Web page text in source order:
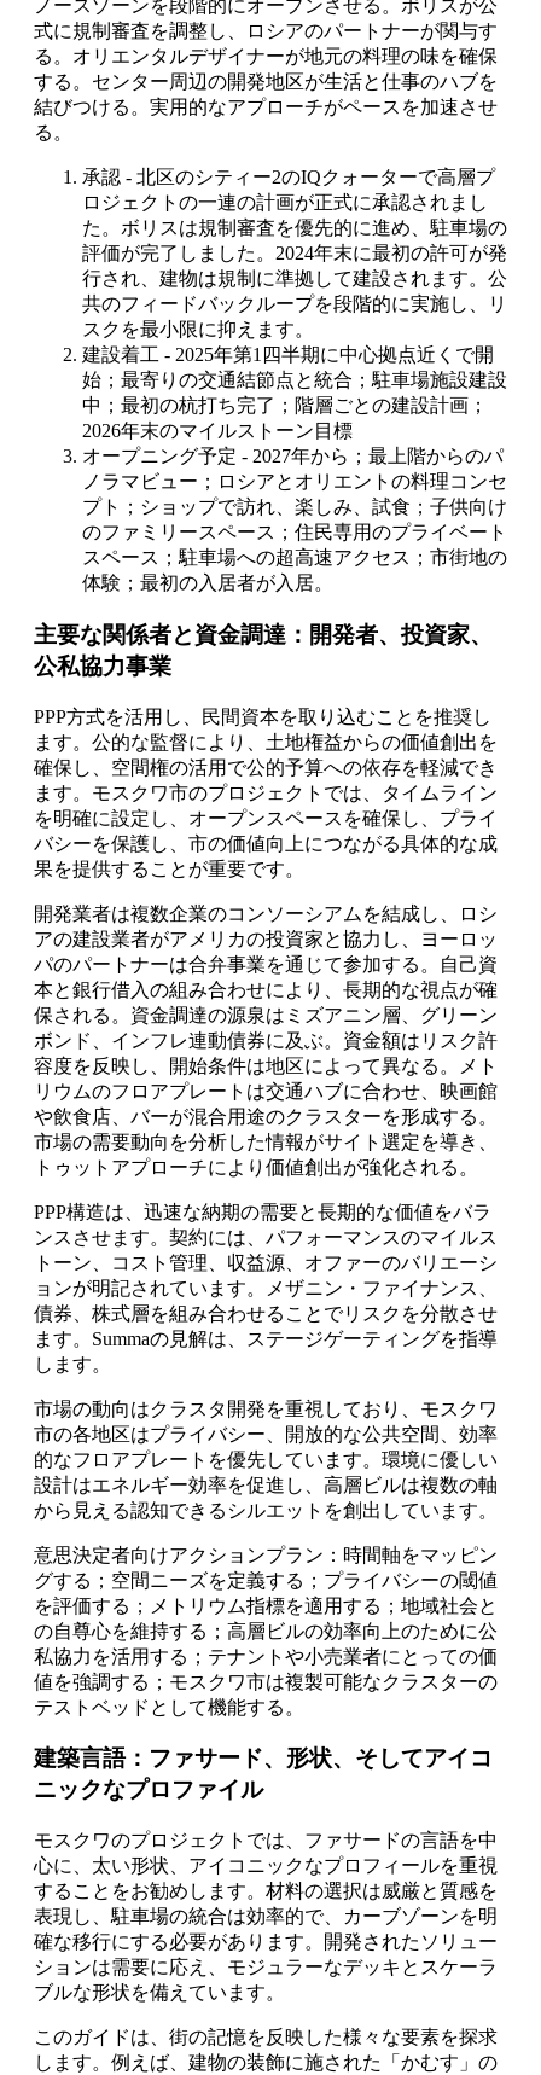
ノースゾーンを段階的にオープンさせる。ボリスが公
式に規制審査を調整し、ロシアのパートナーが関与す
る。オリエンタルデザイナーが地元の料理の味を確保
する。センター周辺の開発地区が生活と仕事のハブを
結びつける。実用的なアプローチがペースを加速させ
る。
承認 - 北区のシティー2のIQクォーターで高層プ
ロジェクトの一連の計画が正式に承認されまし
た。ボリスは規制審査を優先的に進め、駐車場の
評価が完了しました。2024年末に最初の許可が発
行され、建物は規制に準拠して建設されます。公
共のフィードバックループを段階的に実施し、リ
スクを最小限に抑えます。
建設着工 - 2025年第1四半期に中心拠点近くで開
始；最寄りの交通結節点と統合；駐車場施設建設
中；最初の杭打ち完了；階層ごとの建設計画；
2026年末のマイルストーン目標
オープニング予定 - 2027年から；最上階からのパ
ノラマビュー；ロシアとオリエントの料理コンセ
プト；ショップで訪れ、楽しみ、試食；子供向け
のファミリースペース；住民専用のプライベート
スペース；駐車場への超高速アクセス；市街地の
体験；最初の入居者が入居。
主要な関係者と資金調達：開発者、投資家、
公私協力事業
PPP方式を活用し、民間資本を取り込むことを推奨し
ます。公的な監督により、土地権益からの価値創出を
確保し、空間権の活用で公的予算への依存を軽減でき
ます。モスクワ市のプロジェクトでは、タイムライン
を明確に設定し、オープンスペースを確保し、プライ
バシーを保護し、市の価値向上につながる具体的な成
果を提供することが重要です。
開発業者は複数企業のコンソーシアムを結成し、ロシ
アの建設業者がアメリカの投資家と協力し、ヨーロッ
パのパートナーは合弁事業を通じて参加する。自己資
本と銀行借入の組み合わせにより、長期的な視点が確
保される。資金調達の源泉はミズアニン層、グリーン
ボンド、インフレ連動債券に及ぶ。資金額はリスク許
容度を反映し、開始条件は地区によって異なる。メト
リウムのフロアプレートは交通ハブに合わせ、映画館
や飲食店、バーが混合用途のクラスターを形成する。
市場の需要動向を分析した情報がサイト選定を導き、
トゥットアプローチにより価値創出が強化される。
PPP構造は、迅速な納期の需要と長期的な価値をバラ
ンスさせます。契約には、パフォーマンスのマイルス
トーン、コスト管理、収益源、オファーのバリエーシ
ョンが明記されています。メザニン・ファイナンス、
債券、株式層を組み合わせることでリスクを分散させ
ます。Summaの見解は、ステージゲーティングを指導
します。
市場の動向はクラスタ開発を重視しており、モスクワ
市の各地区はプライバシー、開放的な公共空間、効率
的なフロアプレートを優先しています。環境に優しい
設計はエネルギー効率を促進し、高層ビルは複数の軸
から見える認知できるシルエットを創出しています。
意思決定者向けアクションプラン：時間軸をマッピン
グする；空間ニーズを定義する；プライバシーの閾値
を評価する；メトリウム指標を適用する；地域社会と
の自尊心を維持する；高層ビルの効率向上のために公
私協力を活用する；テナントや小売業者にとっての価
値を強調する；モスクワ市は複製可能なクラスターの
テストベッドとして機能する。
建築言語：ファサード、形状、そしてアイコ
ニックなプロファイル
モスクワのプロジェクトでは、ファサードの言語を中
心に、太い形状、アイコニックなプロフィールを重視
することをお勧めします。材料の選択は威厳と質感を
表現し、駐車場の統合は効率的で、カーブゾーンを明
確な移行にする必要があります。開発されたソリュー
ションは需要に応え、モジュラーなデッキとスケーラ
ブルな形状を備えています。
このガイドは、街の記憶を反映した様々な要素を探求
します。例えば、建物の装飾に施された「かむす」の